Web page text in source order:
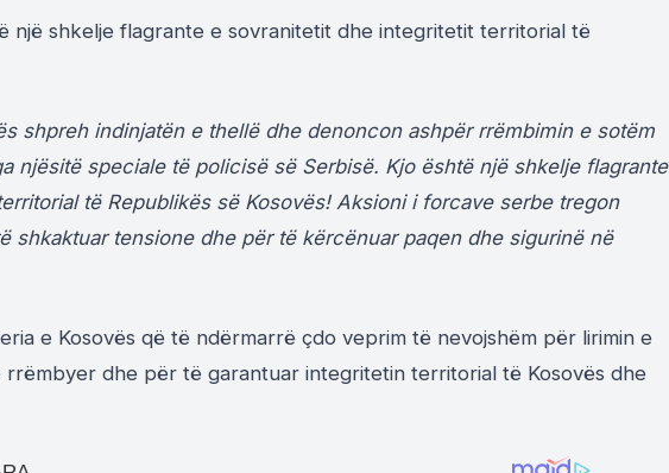
një shkelje flagrante e sovranitetit dhe integritetit territorial të
shpreh indinjatën e thellë dhe denoncon ashpër rrëmbimin e sotëm
njësitë speciale të policisë së Serbisë. Kjo është një shkelje flagrante
të Republikës së Kosovës! Aksioni i forcave serbe tregon
shkaktuar tensione dhe për të kërcënuar paqen dhe sigurinë në
e Kosovës që të ndërmarrë çdo veprim të nevojshëm për lirimin e
rrëmbyer dhe për të garantuar integritetin territorial të Kosovës dhe